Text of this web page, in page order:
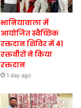
भानियावाला में
आयोजित स्वैच्छिक
रक्तदान शिविर में 41
रक्तवीरों ने किया
रक्तदान
1 day ago